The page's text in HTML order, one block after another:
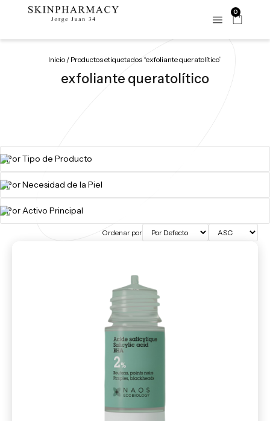
0
Inicio / Productos etiquetados “exfoliante queratolítico”
exfoliante queratolítico
Ordenar por